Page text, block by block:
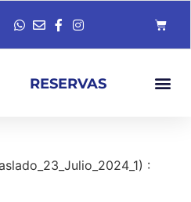
RESERVAS
: